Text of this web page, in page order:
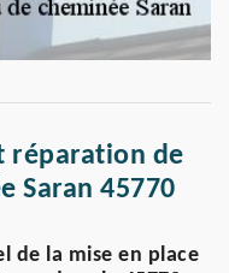
réparation de
Saran 45770
de la mise en place